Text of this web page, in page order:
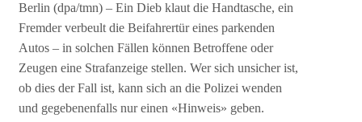
Berlin (dpa/tmn) – Ein Dieb klaut die Handtasche, ein
Fremder verbeult die Beifahrertür eines parkenden
Autos – in solchen Fällen können Betroffene oder
Zeugen eine Strafanzeige stellen. Wer sich unsicher ist,
ob dies der Fall ist, kann sich an die Polizei wenden
und gegebenenfalls nur einen «Hinweis» geben.